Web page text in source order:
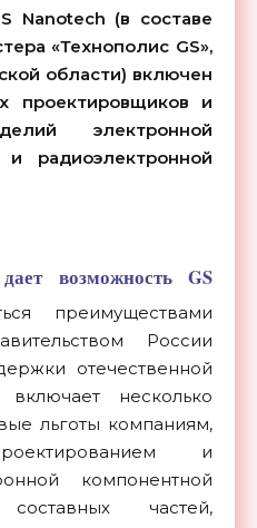
Nanotech (в составе
«Технополис GS»,
области) включен
проектировщиков и
электронной
радиоэлектронной
возможность GS
преимуществами
России
отечественной
включает несколько
льготы компаниям,
и
компонентной
частей,